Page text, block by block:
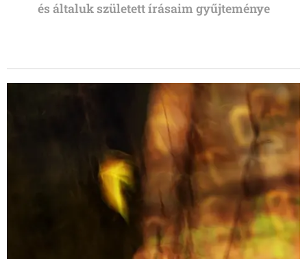
és általuk született írásaim gyűjteménye